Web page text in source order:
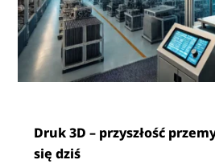
Druk 3D – przyszłość
się dziś